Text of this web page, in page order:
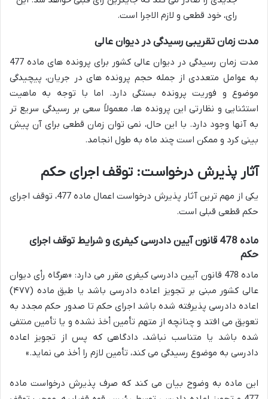
رای، خود قطعی و لازم الاجرا است.
مدت زمان تقریبی رسیدگی در دیوان عالی
مدت زمان رسیدگی در دیوان عالی کشور برای پرونده های ماده 477
به عوامل متعددی از جمله حجم پرونده های در جریان، پیچیدگی
موضوع و فوریت پرونده بستگی دارد. اما با توجه به ماهیت
استثنایی و نظارتی این پرونده ها، معمولاً سعی بر رسیدگی سریع تر
به آنها وجود دارد. با این حال، نمی توان زمان قطعی برای آن پیش
بینی کرد و ممکن است چند ماه به طول انجامد.
آثار پذیرش درخواست: توقف اجرای حکم
یکی از مهم ترین آثار پذیرش درخواست اعمال ماده 477، توقف اجرای
حکم قطعی قبلی است.
ماده 478 قانون آیین دادرسی کیفری و شرایط توقف اجرای
حکم
ماده 478 قانون آیین دادرسی کیفری مقرر می دارد: «هرگاه رأی دیوان
عالی کشور مبنی بر تجویز اعاده دادرسی باشد یا طبق ماده (۴۷۷)
اعاده دادرسی پذیرفته شده باشد اجرای حکم تا صدور حکم مجدد به
تعویق می افتد و چنانچه از متهم تأمین أخذ نشده و یا تأمین منتفی
شده باشد یا متناسب نباشد، دادگاهی که پس از تجویز اعاده
دادرسی به موضوع رسیدگی می کند، تأمین لازم را أخذ می نماید.»
این ماده به وضوح بیان می کند که صرف پذیرش درخواست ماده